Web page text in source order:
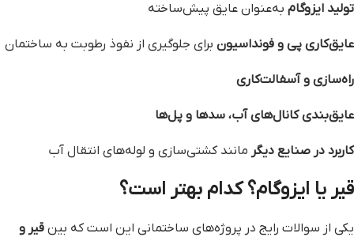
تولید ایزوگام به‌عنوان عایق پیش‌ساخته
عایق‌کاری پی و فونداسیون برای جلوگیری از نفوذ رطوبت به ساختمان
راه‌سازی و آسفالت‌کاری
عایق‌بندی کانال‌های آب، سدها و پل‌ها
کاربرد در صنایع دیگر مانند کشتی‌سازی و لوله‌های انتقال آب
قیر یا ایزوگام؟ کدام بهتر است؟
یکی از سوالات رایج در پروژه‌های ساختمانی این است که بین قیر و